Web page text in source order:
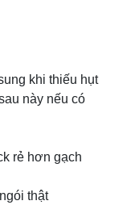
khi thiếu hụt
này nếu có
rẻ hơn gạch
thật